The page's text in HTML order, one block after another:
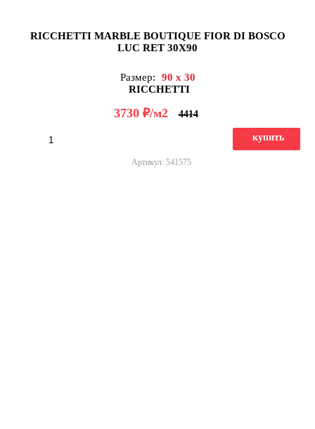
RICCHETTI MARBLE BOUTIQUE FIOR DI BOSCO
LUC RET 30X90
Размер:
90 x 30
RICCHETTI
3730 д/м2 4414
купить
Артикул: 541575